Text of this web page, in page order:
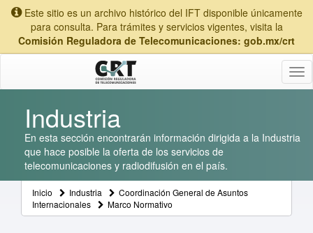
Este sitio es un archivo histórico del IFT disponible únicamente
para consulta. Para trámites y servicios vigentes, visita la
Comisión Reguladora de Telecomunicaciones: gob.mx/crt
Industria
En esta sección encontrarán información dirigida a la Industria
que hace posible la oferta de los servicios de
telecomunicaciones y radiodifusión en el país.
Inicio Industria
Coordinación General de Asuntos
Internacionales
Marco Normativo